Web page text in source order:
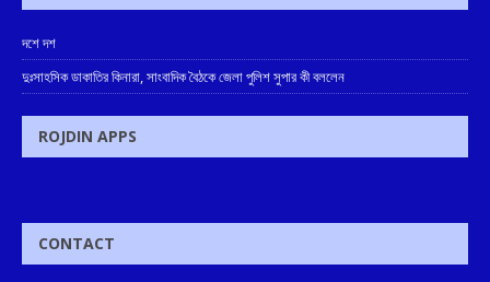
দশে দশ
দুঃসাহসিক ডাকাতির কিনারা, সাংবাদিক বৈঠকে জেলা পুলিশ সুপার কী বললেন
ROJDIN APPS
CONTACT